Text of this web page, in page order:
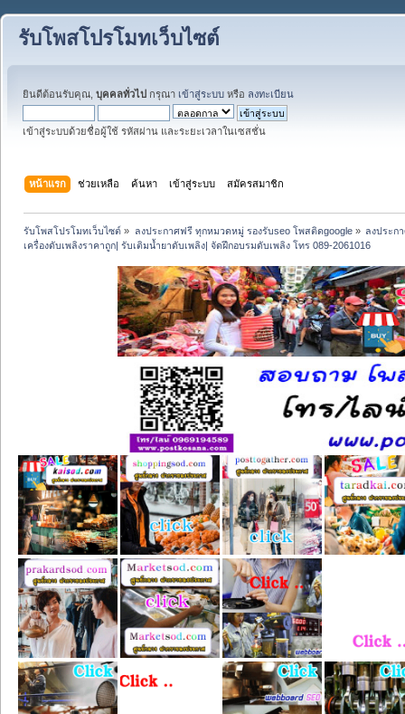
รับโพสโปรโมทเว็บไซต์
ยินดีต้อนรับคุณ, บุคคลทั่วไป กรุณา เข้าสู่ระบบ หรือ ลงทะเบียน
เข้าสู่ระบบด้วยชื่อผู้ใช้ รหัสผ่าน และระยะเวลาในเซสชั่น
หน้าแรก ช่วยเหลือ ค้นหา เข้าสู่ระบบ สมัครสมาชิก
รับโพสโปรโมทเว็บไซต์ » ลงประกาศฟรี ทุกหมวดหมู่ รองรับseo โพสติดgoogle» ลงประก
เครื่องดับเพลิงราคาถูก| รับเติมน้ำยาดับเพลิง| จัดฝึกอบรมดับเพลิง โทร 089-2061016